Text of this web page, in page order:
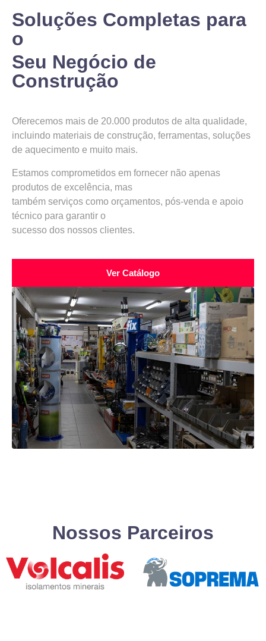
Soluções Completas para
o
Seu Negócio de
Construção
Oferecemos mais de 20.000 produtos de alta qualidade,
incluindo materiais de construção, ferramentas, soluções
de aquecimento e muito mais.
Estamos comprometidos em fornecer não apenas
produtos de excelência, mas
também serviços como orçamentos, pós-venda e apoio
técnico para garantir o
sucesso dos nossos clientes.
Ver Catálogo
Nossos Parceiros